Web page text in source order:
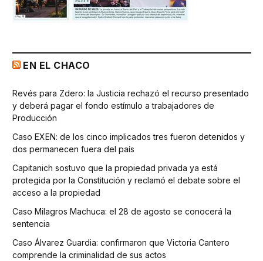
EN EL CHACO
Revés para Zdero: la Justicia rechazó el recurso presentado
y deberá pagar el fondo estímulo a trabajadores de
Producción
Caso EXEN: de los cinco implicados tres fueron detenidos y
dos permanecen fuera del país
Capitanich sostuvo que la propiedad privada ya está
protegida por la Constitución y reclamó el debate sobre el
acceso a la propiedad
Caso Milagros Machuca: el 28 de agosto se conocerá la
sentencia
Caso Álvarez Guardia: confirmaron que Victoria Cantero
comprende la criminalidad de sus actos